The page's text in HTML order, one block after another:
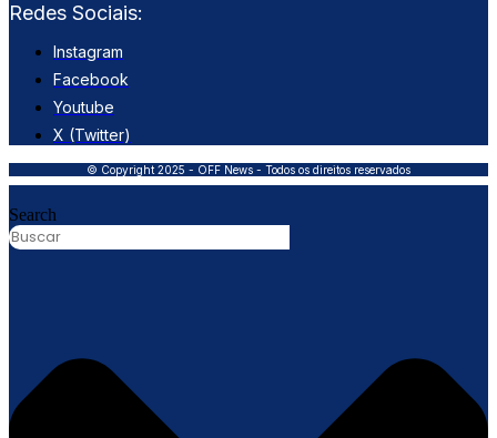
Redes Sociais:
Instagram
Facebook
Youtube
X (Twitter)
© Copyright 2025 - OFF News - Todos os direitos reservados
Search